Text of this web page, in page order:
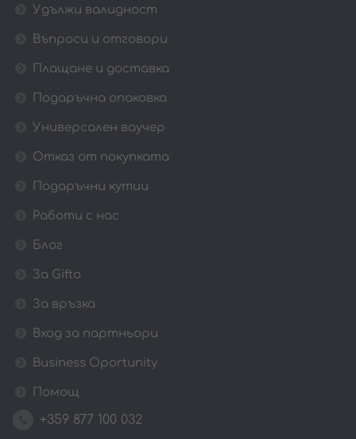
Удължи валидност
Въпроси и отговори
Плащане и доставка
Подаръчна опаковка
Универсален ваучер
Отказ от покупката
Подаръчни кутии
Работи с нас
Блог
За Gifto
За връзка
Вход за партньори
Business Oportunity
Помощ
+359 877 100 032